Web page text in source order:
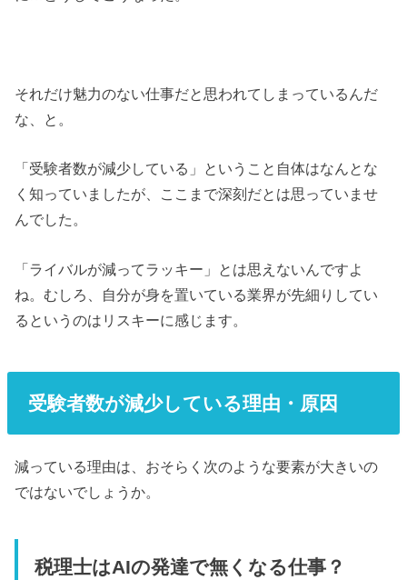
それだけ魅力のない仕事だと思われてしまっているんだ
な、と。
「受験者数が減少している」ということ自体はなんとな
く知っていましたが、ここまで深刻だとは思っていませ
んでした。
「ライバルが減ってラッキー」とは思えないんですよ
ね。むしろ、自分が身を置いている業界が先細りしてい
るというのはリスキーに感じます。
受験者数が減少している理由・原因
減っている理由は、おそらく次のような要素が大きいの
ではないでしょうか。
税理士はAIの発達で無くなる仕事？